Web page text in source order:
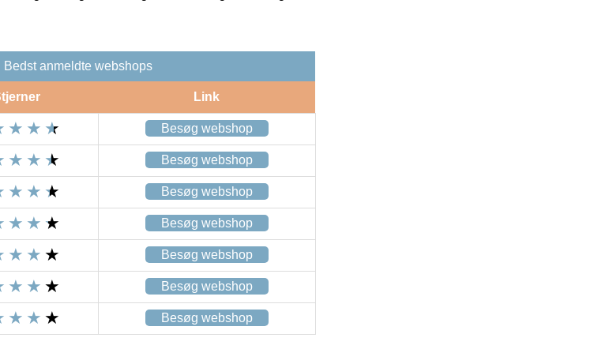
Bedst anmeldte webshops
Link
Besøg webshop
Besøg webshop
Besøg webshop
Besøg webshop
Besøg webshop
Besøg webshop
Besøg webshop